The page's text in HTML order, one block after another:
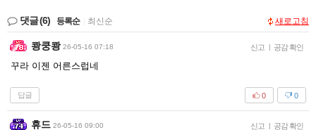
댓글(6) 등록순 최신순 새로고침
쾅쿵쾅 26-05-16 07:18 신고 | 공감 확인
꾸라 이젠 어른스럽네
답글 0
0
휴드 26-05-16 09:00 신고 | 공감 확인